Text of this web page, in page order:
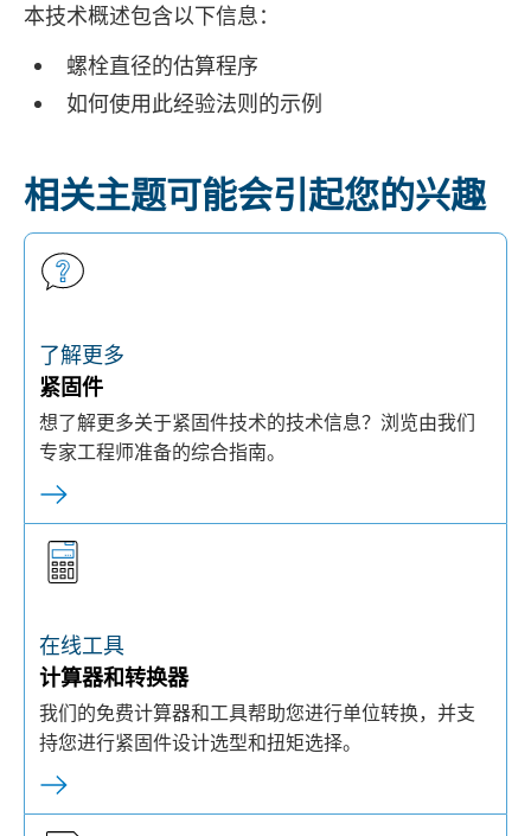
本技术概述包含以下信息：
螺栓直径的估算程序
如何使用此经验法则的示例
相关主题可能会引起您的兴趣
了解更多
紧固件
想了解更多关于紧固件技术的技术信息？浏览由我们
专家工程师准备的综合指南。
在线工具
计算器和转换器
我们的免费计算器和工具帮助您进行单位转换，并支
持您进行紧固件设计选型和扭矩选择。